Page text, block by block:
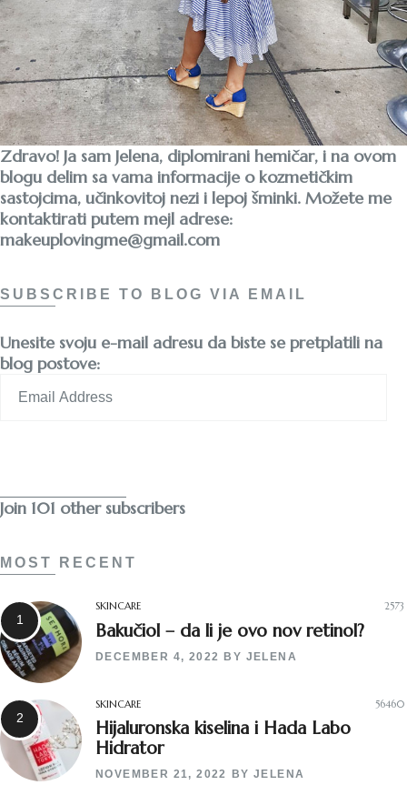
Zdravo! Ja sam Jelena, diplomirani hemičar, i na ovom
blogu delim sa vama informacije o kozmetičkim
sastojcima, učinkovitoj nezi i lepoj šminki. Možete me
kontaktirati putem mejl adrese:
makeuplovingme@gmail.com
SUBSCRIBE TO BLOG VIA EMAIL
Unesite svoju e-mail adresu da biste se pretplatili na
blog postove:
Address
Join 101 other subscribers
MOST RECENT
SKINCARE 2573
Bakučiol – da li je ovo nov retinol?
DECEMBER 4, 2022 BY JELENA
SKINCARE 56460
Hijaluronska kiselina i Hada Labo
Hidrator
NOVEMBER 21, 2022 BYJELENA